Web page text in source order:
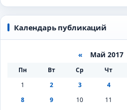
Календарь публикаций
«Май 2017
Пн Вт Ср Чт
1
2 3 4
8
9 10 11